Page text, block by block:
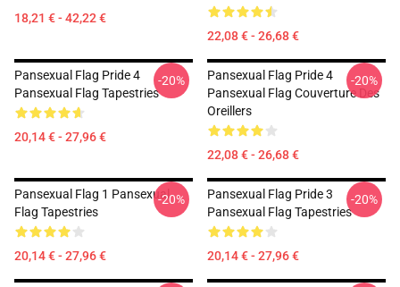
18,21 € - 42,22 €
22,08 € - 26,68 €
Pansexual Flag Pride 4
Pansexual Flag Tapestries
20,14 € - 27,96 €
-20%
Pansexual Flag Pride 4
Pansexual Flag Couverture Des
Oreillers
22,08 € - 26,68 €
-20%
Pansexual Flag 1 Pansexual
Flag Tapestries
20,14 € - 27,96 €
-20%
Pansexual Flag Pride 3
Pansexual Flag Tapestries
20,14 € - 27,96 €
-20%